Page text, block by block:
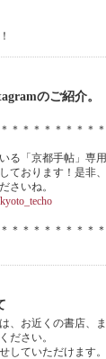
のご紹介。
＊＊＊＊＊＊＊＊＊
る「京都手帖」専用
ております！是非、
さいね。
＊＊＊＊＊＊＊＊＊
、お近くの書店、ま
ださい。
していただけます。